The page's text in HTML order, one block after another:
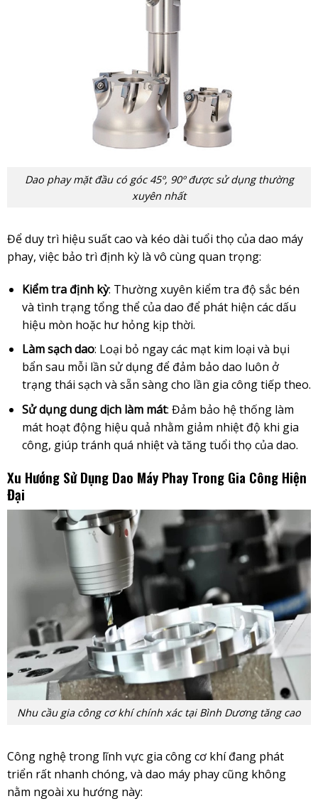
Dao phay mặt đầu có góc 45º, 90º được sử dụng thường
xuyên nhất
Để duy trì hiệu suất cao và kéo dài tuổi thọ của dao máy
phay, việc bảo trì định kỳ là vô cùng quan trọng:
Kiểm tra định kỳ: Thường xuyên kiểm tra độ sắc bén
và tình trạng tổng thể của dao để phát hiện các dấu
hiệu mòn hoặc hư hỏng kịp thời.
Làm sạch dao: Loại bỏ ngay các mạt kim loại và bụi
bẩn sau mỗi lần sử dụng để đảm bảo dao luôn ở
trạng thái sạch và sẵn sàng cho lần gia công tiếp theo.
Sử dụng dung dịch làm mát: Đảm bảo hệ thống làm
mát hoạt động hiệu quả nhằm giảm nhiệt độ khi gia
công, giúp tránh quá nhiệt và tăng tuổi thọ của dao.
Xu Hướng Sử Dụng Dao Máy Phay Trong Gia Công Hiện
Đại
Nhu cầu gia công cơ khí chính xác tại Bình Dương tăng cao
Công nghệ trong lĩnh vực gia công cơ khí đang phát
triển rất nhanh chóng, và dao máy phay cũng không
nằm ngoài xu hướng này: